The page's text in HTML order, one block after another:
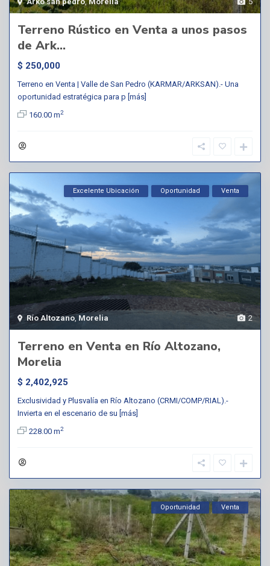
Terreno Rústico en Venta a unos pasos
de Ark...
$ 250,000
Terreno en Venta | Valle de San Pedro (KARMAR/ARKSAN).- Una
oportunidad estratégica para p [más]
160.00 m2
2
Río Altozano, Morelia
Excelente Ubicación Oportunidad Venta
Terreno en Venta en Río Altozano,
Morelia
$ 2,402,925
Exclusividad y Plusvalía en Río Altozano (CRMI/COMP/RIAL).-
Invierta en el escenario de su [más]
228.00 m2
Oportunidad Venta